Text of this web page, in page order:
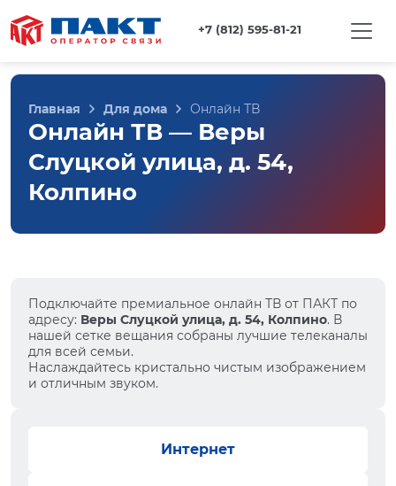
+7 (812) 595-81-21
Главная Для дома Онлайн ТВ
Онлайн ТВ — Веры
Слуцкой улица, д. 54,
Колпино
Подключайте премиальное онлайн ТВ от ПАКТ по
адресу: Веры Слуцкой улица, д. 54, Колпино. В
нашей сетке вещания собраны лучшие телеканалы
для всей семьи.
Наслаждайтесь кристально чистым изображением
и отличным звуком.
Интернет